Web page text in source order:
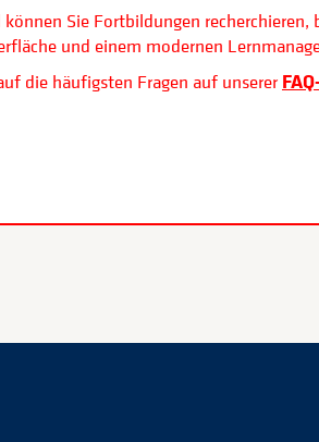
Sie Fortbildungen recherchieren,
und einem modernen
die häufigsten Fragen auf unserer